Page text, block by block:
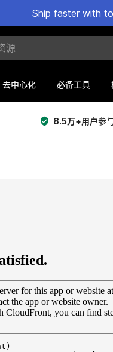
Ship faster with
去中心化 必备工具
8.5万+用户参